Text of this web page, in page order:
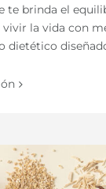
te brinda el
vivir la vida con
dietético